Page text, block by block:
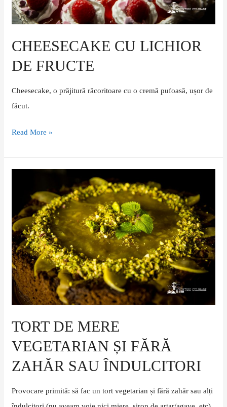
CHEESECAKE CU LICHIOR
DE FRUCTE
Cheesecake, o prăjitură răcoritoare cu o cremă pufoasă, ușor de
făcut.
Read More »
TORT DE MERE
VEGETARIAN ȘI FĂRĂ
ZAHĂR SAU ÎNDULCITORI
Provocare primită: să fac un tort vegetarian și fără zahăr sau alți
mere
vegetarian
și
fără
zahăr
sau
îndulcitori